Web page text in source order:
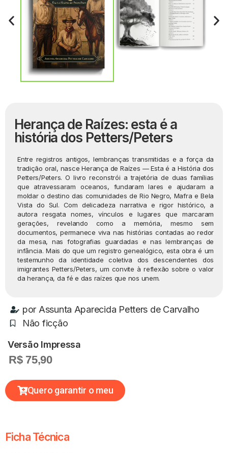
Herança de Raízes: esta é a
história dos Petters/Peters
Entre registros antigos, lembranças transmitidas e a força da
tradição oral, nasce Herança de Raízes — Esta é a História dos
Petters/Peters. O livro reconstrói a trajetória de duas famílias
que atravessaram oceanos, fundaram lares e ajudaram a
moldar o destino das comunidades de Rio Negro, Mafra e Bela
Vista do Sul. Com delicadeza narrativa e rigor histórico, a
autora resgata nomes, vínculos e lugares que marcaram
gerações, revelando como a memória, mesmo sem
documentos, permanece viva nas histórias contadas ao redor
da mesa, nas fotografias guardadas e nas lembranças de
infância. Mais do que um registro genealógico, esta obra é um
testemunho da identidade coletiva dos descendentes dos
imigrantes Petters/Peters, um convite à reflexão sobre o valor
da herança, da fé e das raízes que nos unem.
por Assunta Aparecida Petters de Carvalho
Não ficção
Versão Impressa
R$ 75,90
Quero garantir o meu
Ficha Técnica